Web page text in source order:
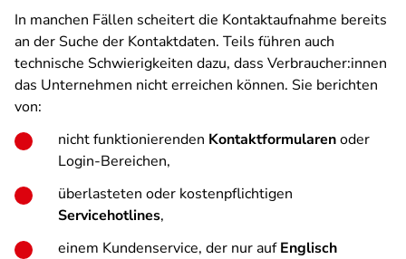
In manchen Fällen scheitert die Kontaktaufnahme bereits
an der Suche der Kontaktdaten. Teils führen auch
technische Schwierigkeiten dazu, dass Verbraucher:innen
das Unternehmen nicht erreichen können. Sie berichten
von:
nicht funktionierenden Kontaktformularenoder
Login-Bereichen,
überlasteten oder kostenpflichtigen
Servicehotlines,
einem Kundenservice, der nur aufEnglisch